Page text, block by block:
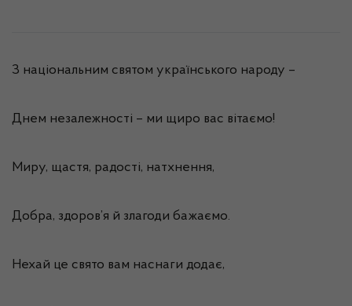
З національним святом українського народу –
Днем незалежності – ми щиро вас вітаємо!
Миру, щастя, радості, натхнення,
Добра, здоров’я й злагоди бажаємо.
Нехай це свято вам наснаги додає,